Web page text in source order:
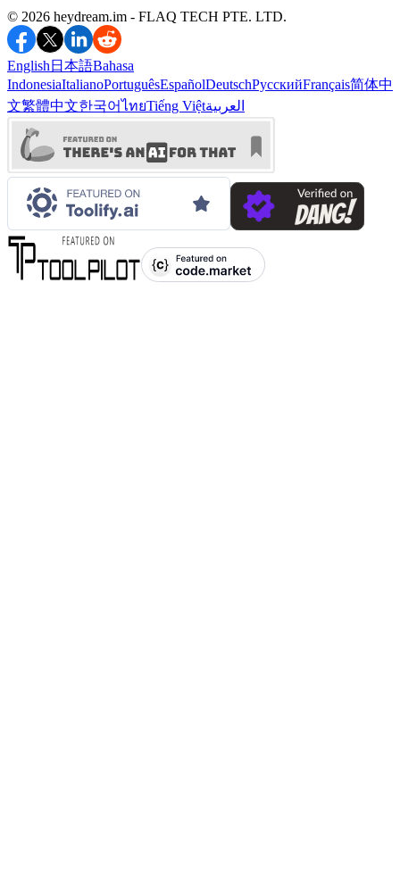
©️ 2026 heydream.im - FLAQ TECH PTE. LTD.
English 日本語Bahasa
IndonesiaItalianoPortuguêsEspañolDeutschРусскийFrançais简体中
文繁體中文한국어ไทยTiếng Việtالعربية